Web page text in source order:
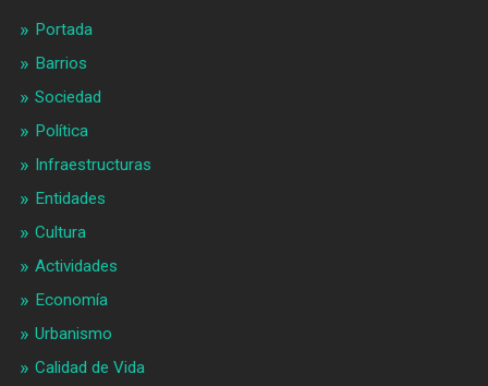
Portada
Barrios
Sociedad
Política
Infraestructuras
Entidades
Cultura
Actividades
Economía
Urbanismo
Calidad de Vida